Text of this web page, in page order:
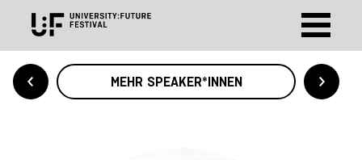
MEHR SPEAKER*INNEN